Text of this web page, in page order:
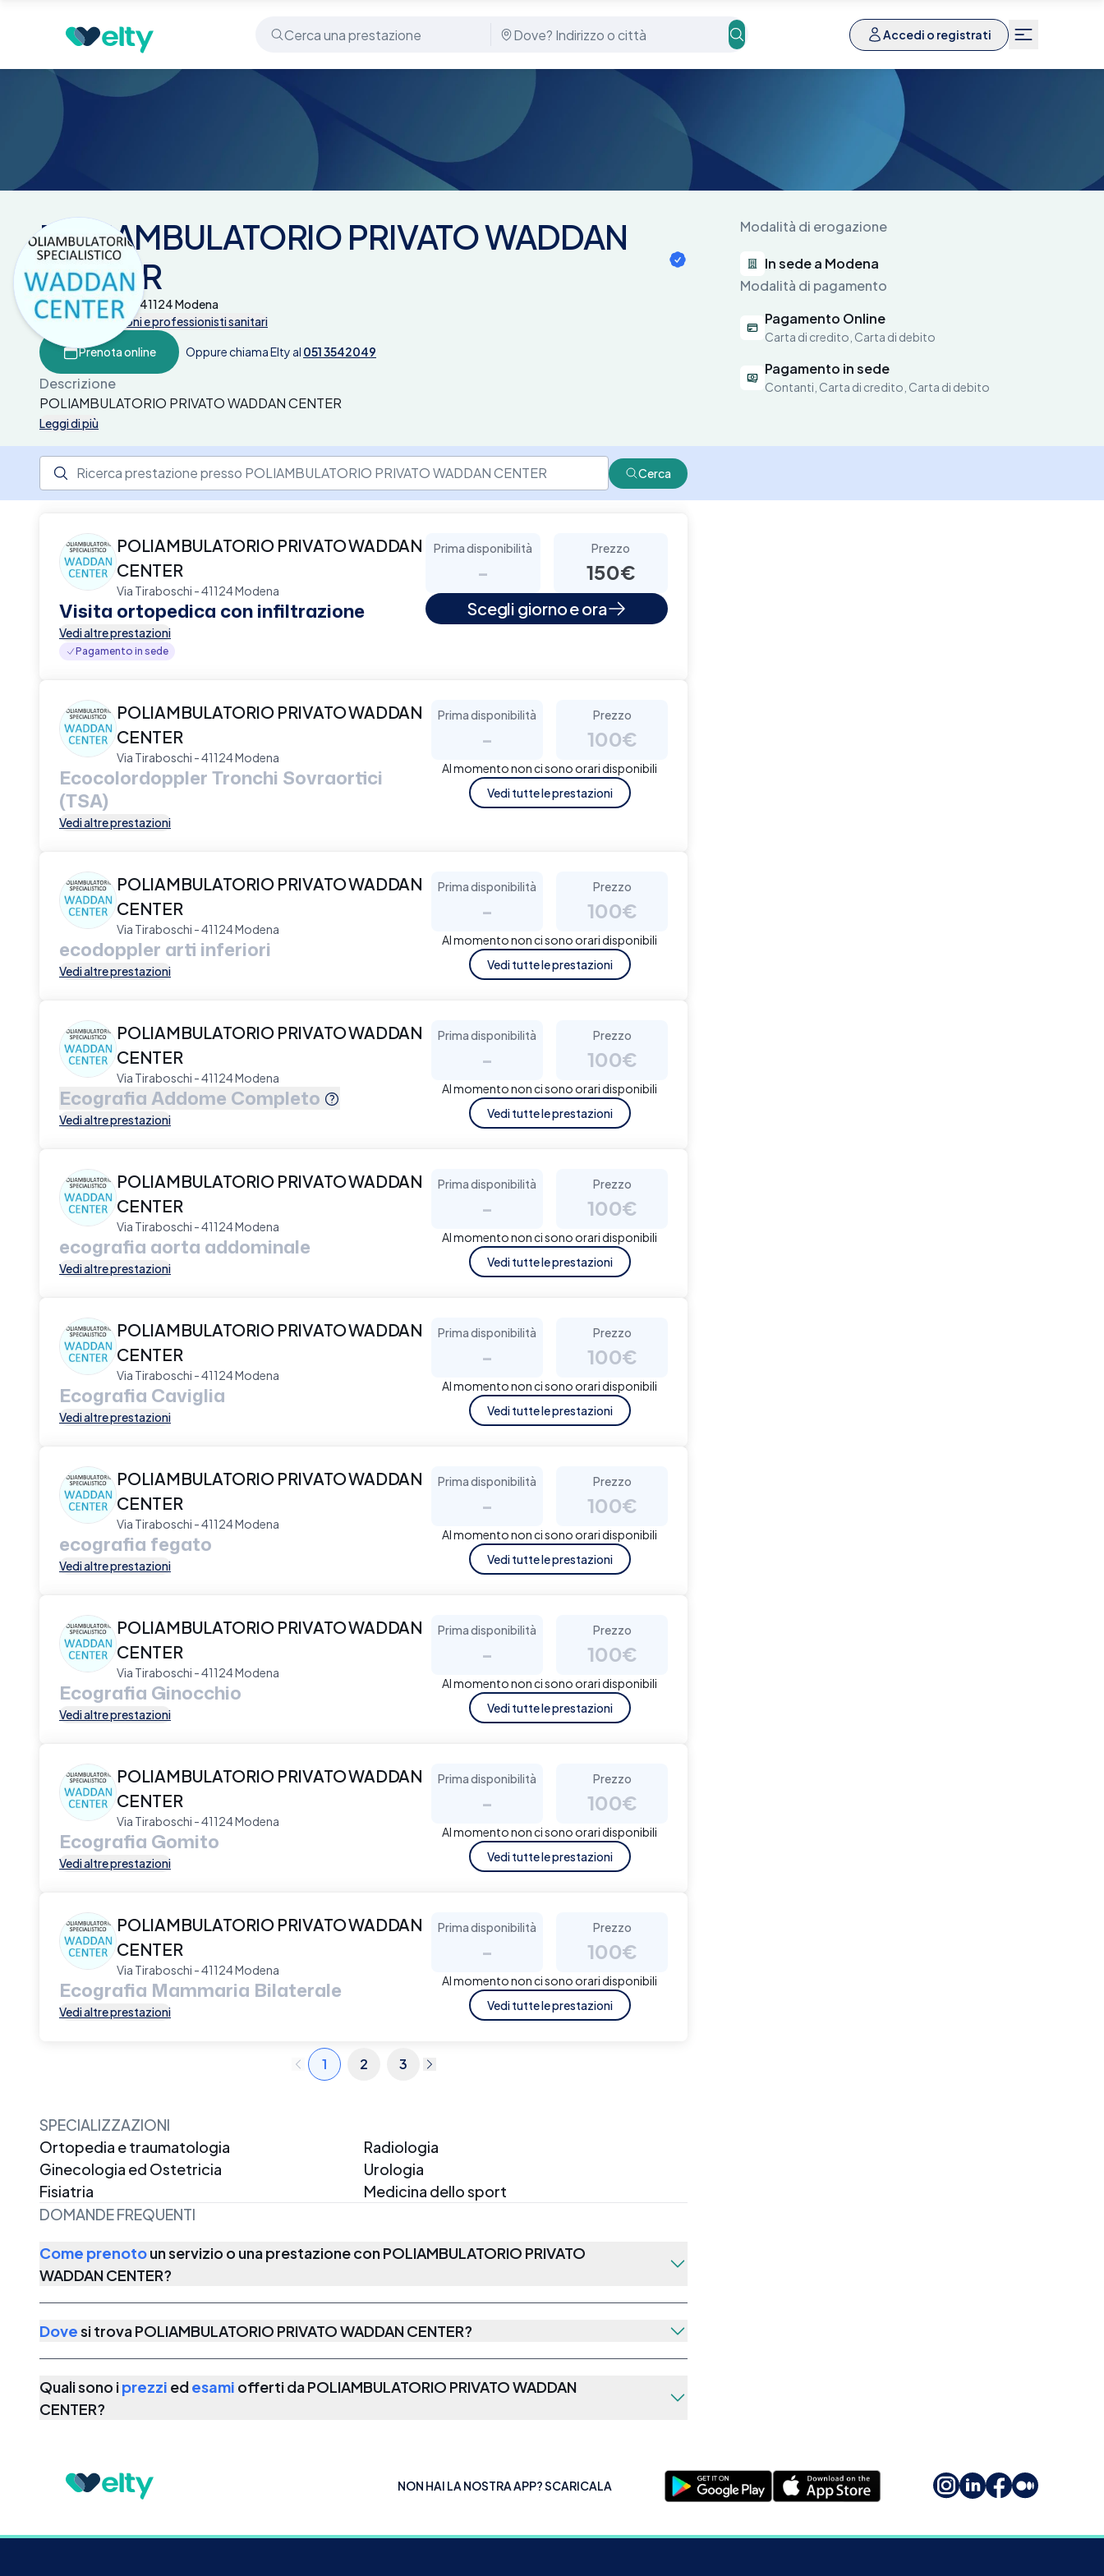
Accedi o registrati
Centri medici
POLIAMBULATORIO PRIVATO WADDAN
CENTER
Via Tiraboschi 55 - 41124 Modena
Tutte le prestazioni e professionisti sanitari
Prenota online Oppure chiama Elty al 051 3542049
Descrizione
POLIAMBULATORIO PRIVATO WADDAN CENTER
Leggi di più
Modalità di erogazione
In sede a Modena
Modalità di pagamento
Pagamento Online
Carta di credito, Carta di debito
Pagamento in sede
Contanti, Carta di credito, Carta di debito
Ricerca prestazione presso il centro medico Cerca
POLIAMBULATORIO PRIVATO WADDAN
CENTER
Via Tiraboschi - 41124 Modena
Visita ortopedica con infiltrazione
Vedi altre prestazioni
Pagamento in sede
Prima disponibilità
-
Prezzo
150€
Scegli giorno e ora
POLIAMBULATORIO PRIVATO WADDAN
CENTER
Via Tiraboschi - 41124 Modena
Ecocolordoppler Tronchi Sovraortici
(TSA)
Vedi altre prestazioni
Prima disponibilità
-
Prezzo
100€
Al momento non ci sono orari disponibili
Vedi tutte le prestazioni
POLIAMBULATORIO PRIVATO WADDAN
CENTER
Via Tiraboschi - 41124 Modena
ecodoppler arti inferiori
Vedi altre prestazioni
Prima disponibilità
-
Prezzo
100€
Al momento non ci sono orari disponibili
Vedi tutte le prestazioni
POLIAMBULATORIO PRIVATO WADDAN
CENTER
Via Tiraboschi - 41124 Modena
Ecografia Addome Completo
Vedi altre prestazioni
Prima disponibilità
-
Prezzo
100€
Al momento non ci sono orari disponibili
Vedi tutte le prestazioni
POLIAMBULATORIO PRIVATO WADDAN
CENTER
Via Tiraboschi - 41124 Modena
ecografia aorta addominale
Vedi altre prestazioni
Prima disponibilità
-
Prezzo
100€
Al momento non ci sono orari disponibili
Vedi tutte le prestazioni
POLIAMBULATORIO PRIVATO WADDAN
CENTER
Via Tiraboschi - 41124 Modena
Ecografia Caviglia
Vedi altre prestazioni
Prima disponibilità
-
Prezzo
100€
Al momento non ci sono orari disponibili
Vedi tutte le prestazioni
POLIAMBULATORIO PRIVATO WADDAN
CENTER
Via Tiraboschi - 41124 Modena
ecografia fegato
Vedi altre prestazioni
Prima disponibilità
-
Prezzo
100€
Al momento non ci sono orari disponibili
Vedi tutte le prestazioni
POLIAMBULATORIO PRIVATO WADDAN
CENTER
Via Tiraboschi - 41124 Modena
Ecografia Ginocchio
Vedi altre prestazioni
Prima disponibilità
-
Prezzo
100€
Al momento non ci sono orari disponibili
Vedi tutte le prestazioni
POLIAMBULATORIO PRIVATO WADDAN
CENTER
Via Tiraboschi - 41124 Modena
Ecografia Gomito
Vedi altre prestazioni
Prima disponibilità
-
Prezzo
100€
Al momento non ci sono orari disponibili
Vedi tutte le prestazioni
POLIAMBULATORIO PRIVATO WADDAN
CENTER
Via Tiraboschi - 41124 Modena
Ecografia Mammaria Bilaterale
Vedi altre prestazioni
Prima disponibilità
-
Prezzo
100€
Al momento non ci sono orari disponibili
Vedi tutte le prestazioni
1 2 3
SPECIALIZZAZIONI
Ortopedia e traumatologia
Radiologia
Ginecologia ed Ostetricia
Urologia
Fisiatria
Medicina dello sport
DOMANDE FREQUENTI
Come prenotoun servizio o una prestazione conPOLIAMBULATORIO PRIVATO
WADDAN CENTER?
Dovesi trovaPOLIAMBULATORIO PRIVATO WADDAN CENTER?
Quali sono iprezzi edesami offerti daPOLIAMBULATORIO PRIVATO WADDAN
CENTER?
NON HAI LA NOSTRA APP? SCARICALA